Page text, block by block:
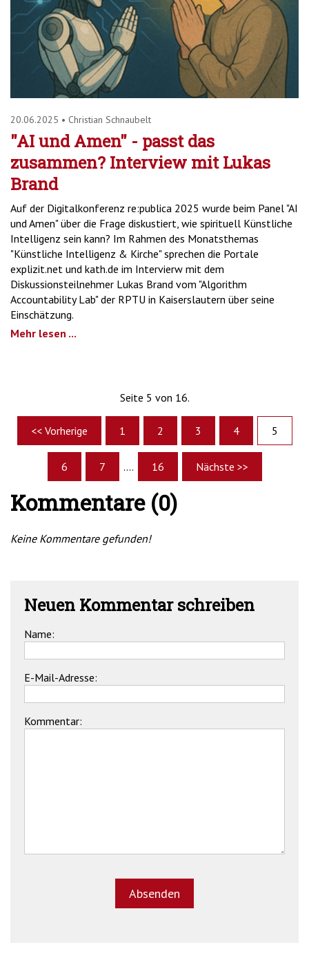
20.06.2025 • Christian Schnaubelt
"AI und Amen" - passt das
zusammen? Interview mit Lukas
Brand
Auf der Digitalkonferenz re:publica 2025 wurde beim Panel "AI
und Amen" über die Frage diskustiert, wie spirituell Künstliche
Intelligenz sein kann? Im Rahmen des Monatsthemas
"Künstliche Intelligenz & Kirche" sprechen die Portale
explizit.net und kath.de im Intervierw mit dem
Diskussionsteilnehmer Lukas Brand vom "Algorithm
Accountability Lab" der RPTU in Kaiserslautern über seine
Einschätzung.
Mehr lesen ...
Seite 5 von 16.
<< Vorherige 1 2 3 4 5
6 7 .... 16 Nächste >>
Kommentare (0)
Keine Kommentare gefunden!
Neuen Kommentar schreiben
Name:
E-Mail-Adresse:
Kommentar: